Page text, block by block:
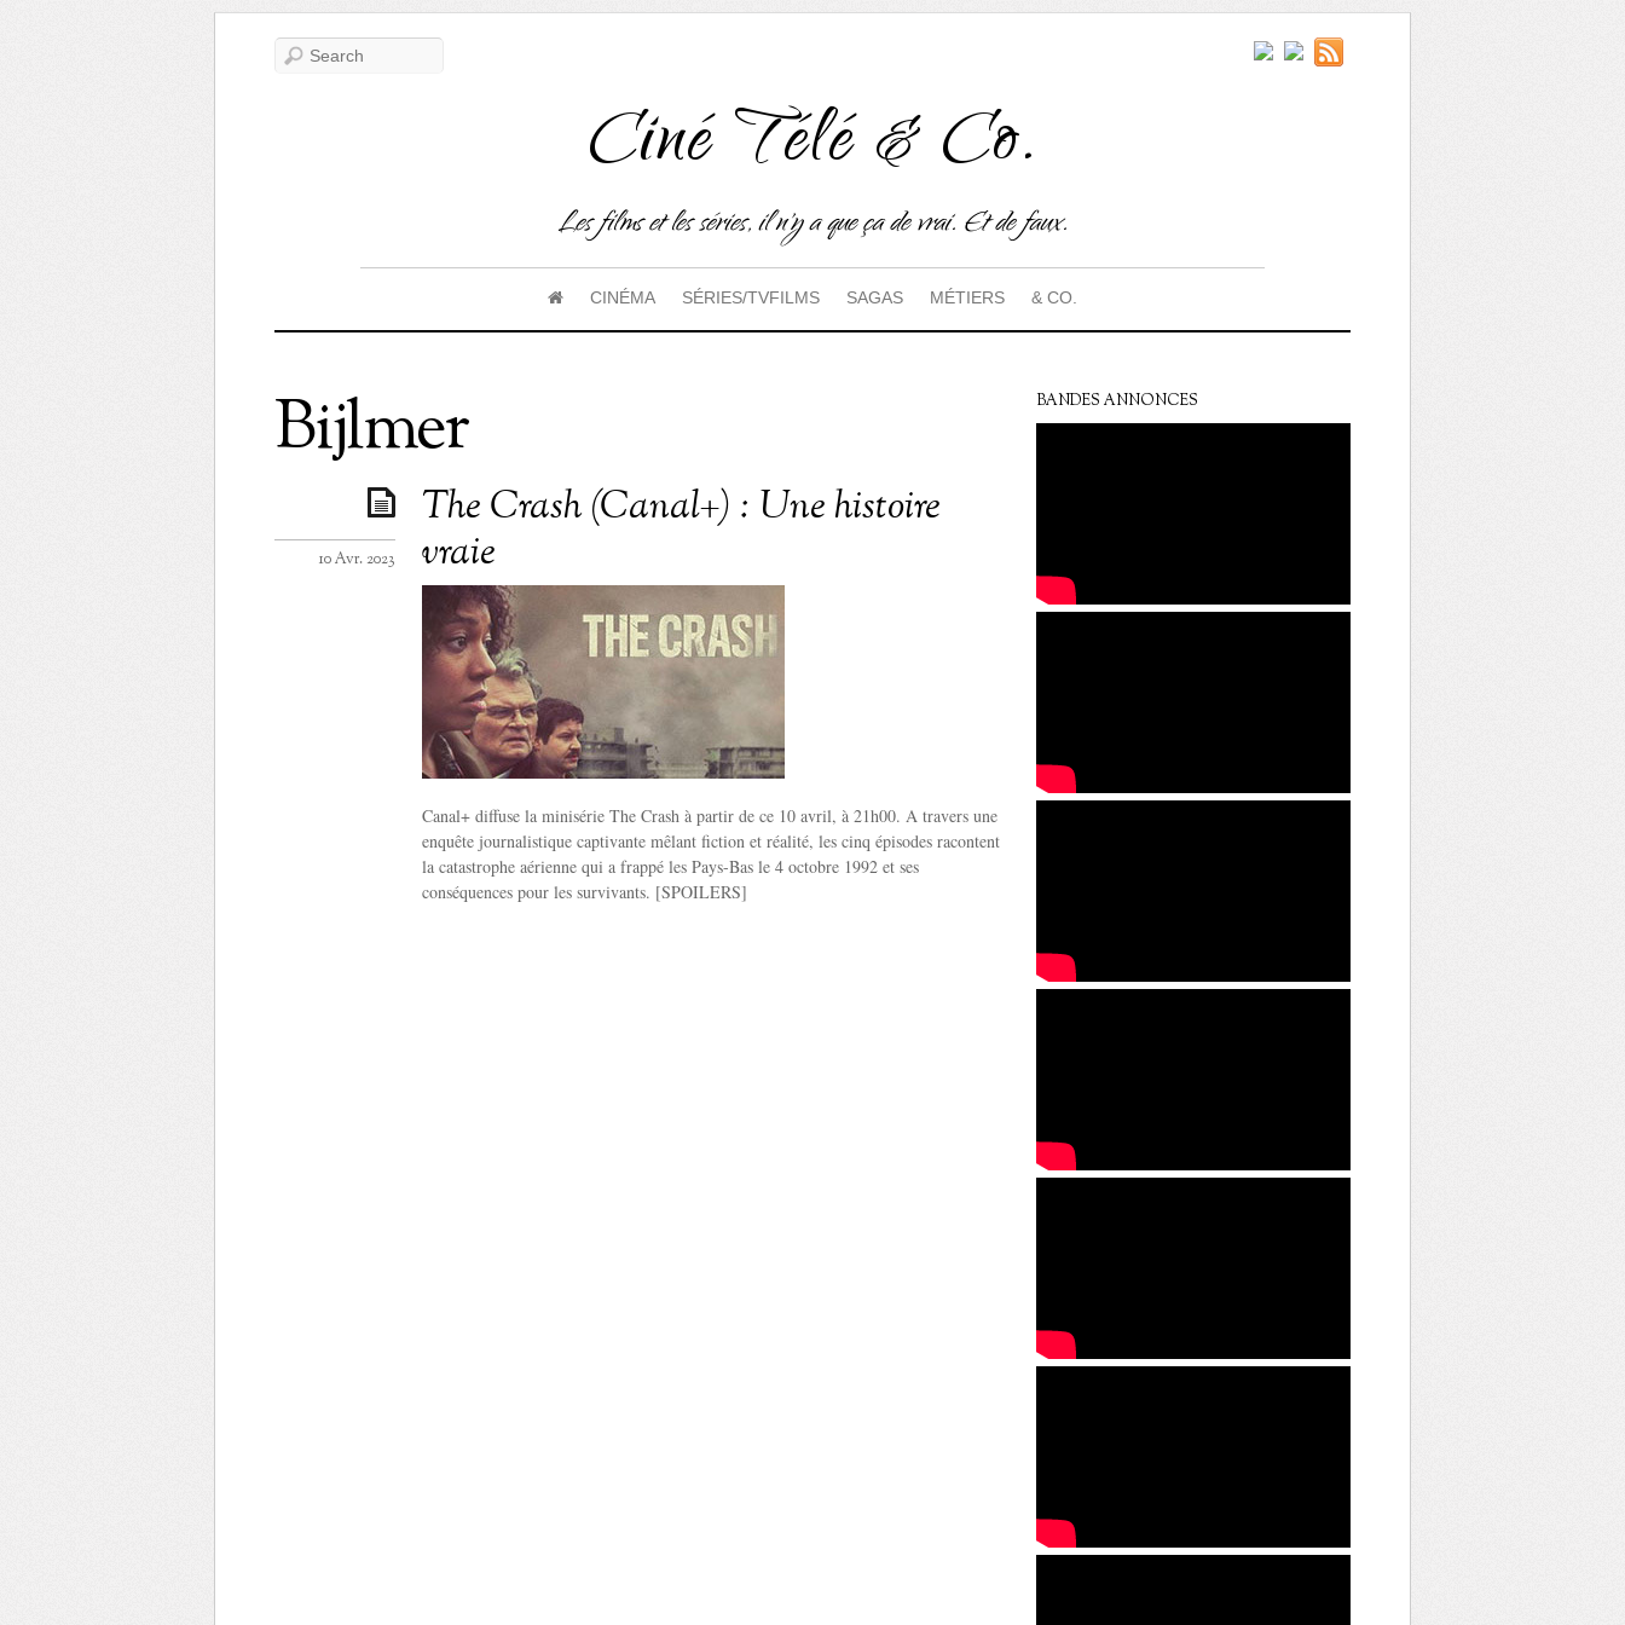
Ciné Télé & Co.
Les films et les séries, il n'y a que ça de vrai. Et de faux.
CINÉMA SÉRIES/TVFILMS SAGAS MÉTIERS & CO.
Bijlmer
The Crash (Canal+) : Une histoire
vraie
10 Avr. 2023
Canal+ diffuse la minisérie The Crash à partir de ce 10 avril, à 21h00. A travers une
enquête journalistique captivante mêlant fiction et réalité, les cinq épisodes racontent
la catastrophe aérienne qui a frappé les Pays-Bas le 4 octobre 1992 et ses
conséquences pour les survivants. [SPOILERS]
BANDES ANNONCES